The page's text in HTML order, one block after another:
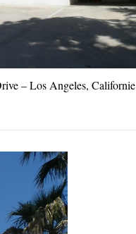
– Los Angeles, Californie